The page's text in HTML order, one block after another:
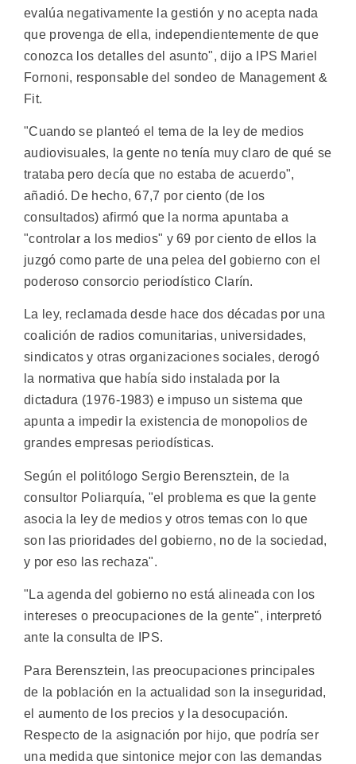
evalúa negativamente la gestión y no acepta nada
que provenga de ella, independientemente de que
conozca los detalles del asunto", dijo a IPS Mariel
Fornoni, responsable del sondeo de Management &
Fit.
"Cuando se planteó el tema de la ley de medios
audiovisuales, la gente no tenía muy claro de qué se
trataba pero decía que no estaba de acuerdo",
añadió. De hecho, 67,7 por ciento (de los
consultados) afirmó que la norma apuntaba a
"controlar a los medios" y 69 por ciento de ellos la
juzgó como parte de una pelea del gobierno con el
poderoso consorcio periodístico Clarín.
La ley, reclamada desde hace dos décadas por una
coalición de radios comunitarias, universidades,
sindicatos y otras organizaciones sociales, derogó
la normativa que había sido instalada por la
dictadura (1976-1983) e impuso un sistema que
apunta a impedir la existencia de monopolios de
grandes empresas periodísticas.
Según el politólogo Sergio Berensztein, de la
consultor Poliarquía, "el problema es que la gente
asocia la ley de medios y otros temas con lo que
son las prioridades del gobierno, no de la sociedad,
y por eso las rechaza".
"La agenda del gobierno no está alineada con los
intereses o preocupaciones de la gente", interpretó
ante la consulta de IPS.
Para Berensztein, las preocupaciones principales
de la población en la actualidad son la inseguridad,
el aumento de los precios y la desocupación.
Respecto de la asignación por hijo, que podría ser
una medida que sintonice mejor con las demandas